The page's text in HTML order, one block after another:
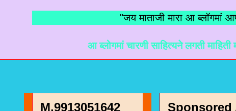
"जय माताजी मारा आ ब्लॉगमां आपणु
आ ब्लोगमां चारणी साहित्यने लगती माहिती मळी रहे
Sponsored
M.9913051642